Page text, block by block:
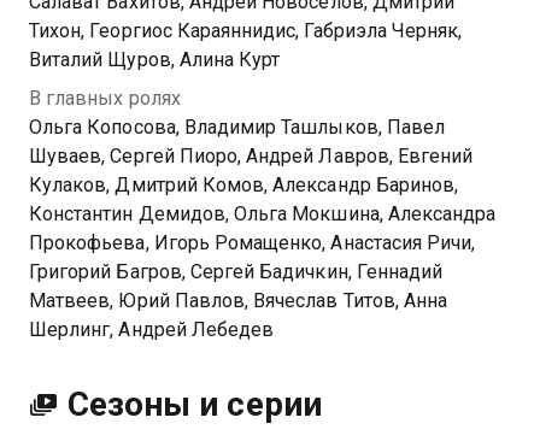
Тихон, Георгиос Караяннидис, Габриэла Черняк,
Виталий Щуров, Алина Курт
В главных ролях
Ольга Копосова, Владимир Ташлыков, Павел
Шуваев, Сергей Пиоро, Андрей Лавров, Евгений
Кулаков, Дмитрий Комов, Александр Баринов,
Константин Демидов, Ольга Мокшина, Александра
Прокофьева, Игорь Ромащенко, Анастасия Ричи,
Григорий Багров, Сергей Бадичкин, Геннадий
Матвеев, Юрий Павлов, Вячеслав Титов, Анна
Шерлинг, Андрей Лебедев
Сезоны и серии